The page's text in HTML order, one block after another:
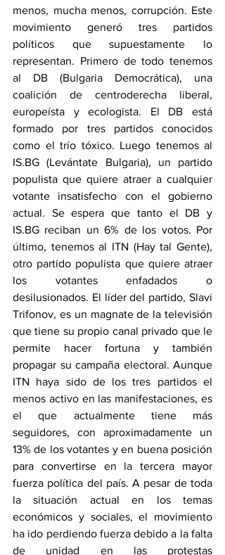
menos, mucha menos, corrupción. Este
movimiento generó tres partidos
políticos que supuestamente lo
representan. Primero de todo tenemos
al DB (Bulgaria Democrática), una
coalición de centroderecha liberal,
europeísta y ecologista. El DB está
formado por tres partidos conocidos
como el trío tóxico. Luego tenemos al
IS.BG (Levántate Bulgaria), un partido
populista que quiere atraer a cualquier
votante insatisfecho con el gobierno
actual. Se espera que tanto el DB y
IS.BG reciban un 6% de los votos. Por
último, tenemos al ITN (Hay tal Gente),
otro partido populista que quiere atraer
los votantes enfadados o
desilusionados. El líder del partido, Slavi
Trifonov, es un magnate de la televisión
que tiene su propio canal privado que le
permite hacer fortuna y también
propagar su campaña electoral. Aunque
ITN haya sido de los tres partidos el
menos activo en las manifestaciones, es
el que actualmente tiene más
seguidores, con aproximadamente un
13% de los votantes y en buena posición
para convertirse en la tercera mayor
fuerza política del país. A pesar de toda
la situación actual en los temas
económicos y sociales, el movimiento
ha ido perdiendo fuerza debido a la falta
de unidad en las protestas